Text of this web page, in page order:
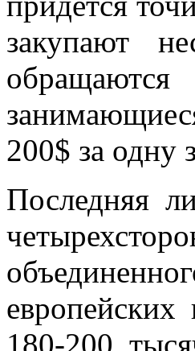
закупают
200$ за одну
Последняя
европейских